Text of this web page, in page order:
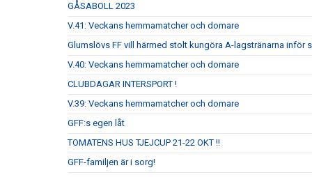
GÅSABOLL 2023
V.41: Veckans hemmamatcher och domare
Glumslövs FF vill härmed stolt kungöra A-lagstränarna inför
V.40: Veckans hemmamatcher och domare
CLUBDAGAR INTERSPORT !
V.39: Veckans hemmamatcher och domare
GFF:s egen låt
TOMATENS HUS TJEJCUP 21-22 OKT !!
GFF-familjen är i sorg!